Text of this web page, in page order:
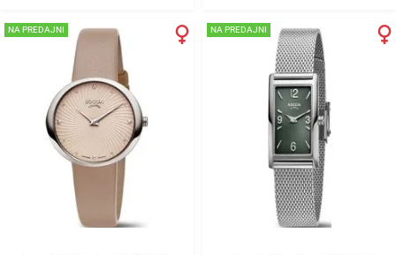
NA PREDAJNI NA PREDAJNI